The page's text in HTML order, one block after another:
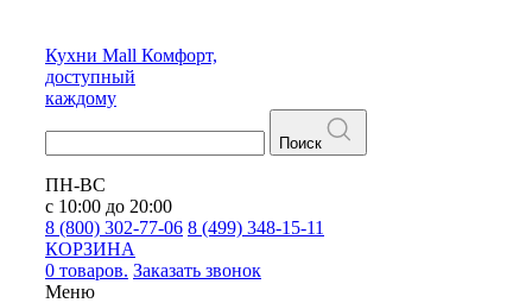
Кухни Mall Комфорт,
доступный
каждому
Поиск
ПН-ВС
с 10:00 до 20:00
8 (800) 302-77-06 8 (499) 348-15-11
КОРЗИНА
0 товаров. Заказать звонок
Меню